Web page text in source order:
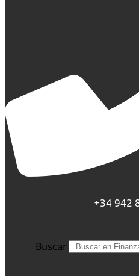
+34 942
Buscar